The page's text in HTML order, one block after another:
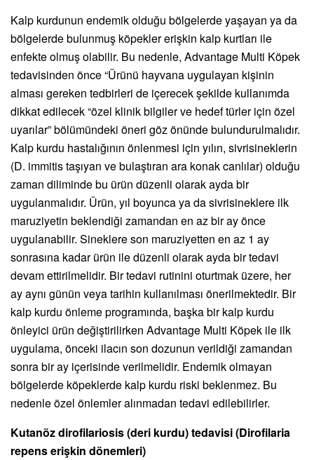
Kalp kurdunun endemik olduğu bölgelerde yaşayan ya da
bölgelerde bulunmuş köpekler erişkin kalp kurtları ile
enfekte olmuş olabilir. Bu nedenle, Advantage Multi Köpek
tedavisinden önce “Ürünü hayvana uygulayan kişinin
alması gereken tedbirleri de içerecek şekilde kullanımda
dikkat edilecek “özel klinik bilgiler ve hedef türler için özel
uyarılar” bölümündeki öneri göz önünde bulundurulmalıdır.
Kalp kurdu hastalığının önlenmesi için yılın, sivrisineklerin
(D. immitis taşıyan ve bulaştıran ara konak canlılar) olduğu
zaman diliminde bu ürün düzenli olarak ayda bir
uygulanmalıdır. Ürün, yıl boyunca ya da sivrisineklere ilk
maruziyetin beklendiği zamandan en az bir ay önce
uygulanabilir. Sineklere son maruziyetten en az 1 ay
sonrasına kadar ürün ile düzenli olarak ayda bir tedavi
devam ettirilmelidir. Bir tedavi rutinini oturtmak üzere, her
ay aynı günün veya tarihin kullanılması önerilmektedir. Bir
kalp kurdu önleme programında, başka bir kalp kurdu
önleyici ürün değiştirilirken Advantage Multi Köpek ile ilk
uygulama, önceki ilacın son dozunun verildiği zamandan
sonra bir ay içerisinde verilmelidir. Endemik olmayan
bölgelerde köpeklerde kalp kurdu riski beklenmez. Bu
nedenle özel önlemler alınmadan tedavi edilebilirler.
Kutanöz dirofilariosis (deri kurdu) tedavisi (Dirofilaria
repens erişkin dönemleri)